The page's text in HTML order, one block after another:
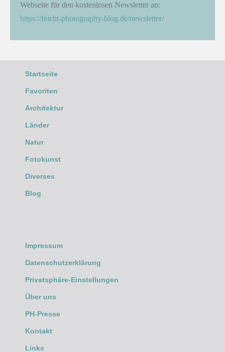
Webseite für den kostenlosen Newsletter an:
https://feicht-photography-blog.de/newsletter/
Startseite
Favoriten
Architektur
Länder
Natur
Fotokunst
Diverses
Blog
Impressum
Datenschutzerklärung
Privatsphäre-Einstellungen
Über uns
PH-Presse
Kontakt
Links